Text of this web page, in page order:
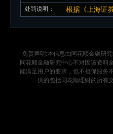
处罚说明： 根据《上海证
免责声明:本信息由同花顺金融研
同花顺金融研究中心不对因该资料
能满足用户的要求，也不担保服务
供的包括同花顺理财的所有